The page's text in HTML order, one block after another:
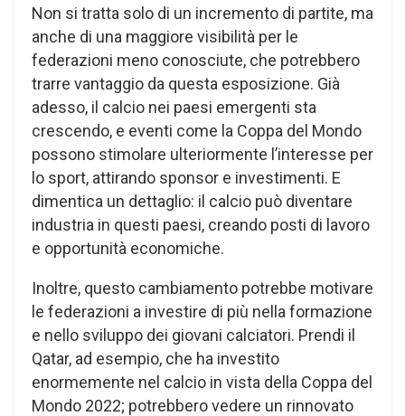
Non si tratta solo di un incremento di partite, ma
anche di una maggiore visibilità per le
federazioni meno conosciute, che potrebbero
trarre vantaggio da questa esposizione. Già
adesso, il calcio nei paesi emergenti sta
crescendo, e eventi come la Coppa del Mondo
possono stimolare ulteriormente l’interesse per
lo sport, attirando sponsor e investimenti. E
dimentica un dettaglio: il calcio può diventare
industria in questi paesi, creando posti di lavoro
e opportunità economiche.
Inoltre, questo cambiamento potrebbe motivare
le federazioni a investire di più nella formazione
e nello sviluppo dei giovani calciatori. Prendi il
Qatar, ad esempio, che ha investito
enormemente nel calcio in vista della Coppa del
Mondo 2022; potrebbero vedere un rinnovato